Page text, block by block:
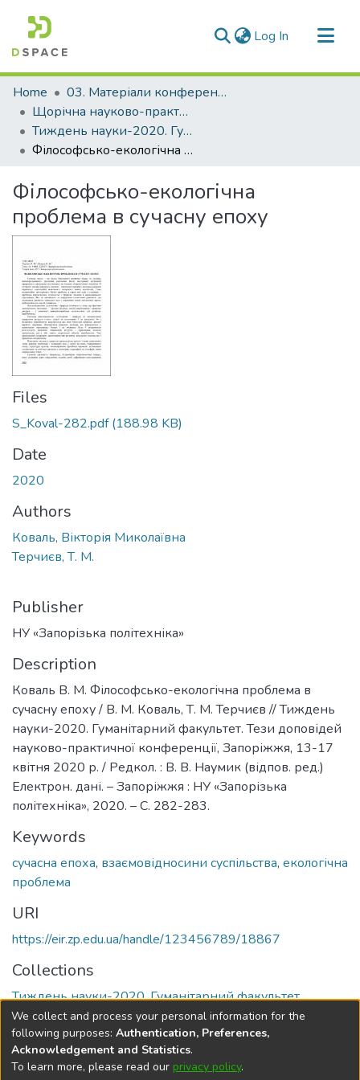
Log In (current)
Communities & Collections
All of DSpace
Statistics
Home
03. Матеріали конференцій та семінарів
Щорічна науково-практична конференція «Тиждень науки»
Тиждень науки-2020. Гуманітарний факультет
Філософсько-екологічна проблема в сучасну епоху
Філософсько-екологічна
проблема в сучасну епоху
Files
S_Koval-282.pdf(188.98 KB)
Date
2020
Authors
Коваль, Вікторія Миколаївна
Терчиєв, Т. М.
Publisher
НУ «Запорізька політехніка»
Description
Коваль В. М. Філософсько-екологічна проблема в
сучасну епоху / В. М. Коваль, Т. М. Терчиєв // Тиждень
науки-2020. Гуманітарний факультет. Тези доповідей
науково-практичної конференції, Запоріжжя, 13-17
квітня 2020 р. / Редкол. : В. В. Наумик (відпов. ред.)
Електрон. дані. – Запоріжжя : НУ «Запорізька
політехніка», 2020. – С. 282-283.
Keywords
сучасна епоха, взаємовідносини суспільства, екологічна
проблема
URI
https://eir.zp.edu.ua/handle/123456789/18867
Collections
Тиждень науки-2020. Гуманітарний факультет
Full item page
DSpace softwarecopyright © 2002-2026
We collect and process your personal information for the
following purposes: Authentication, Preferences,
Acknowledgement and Statistics.
To learn more, please read our privacy policy.